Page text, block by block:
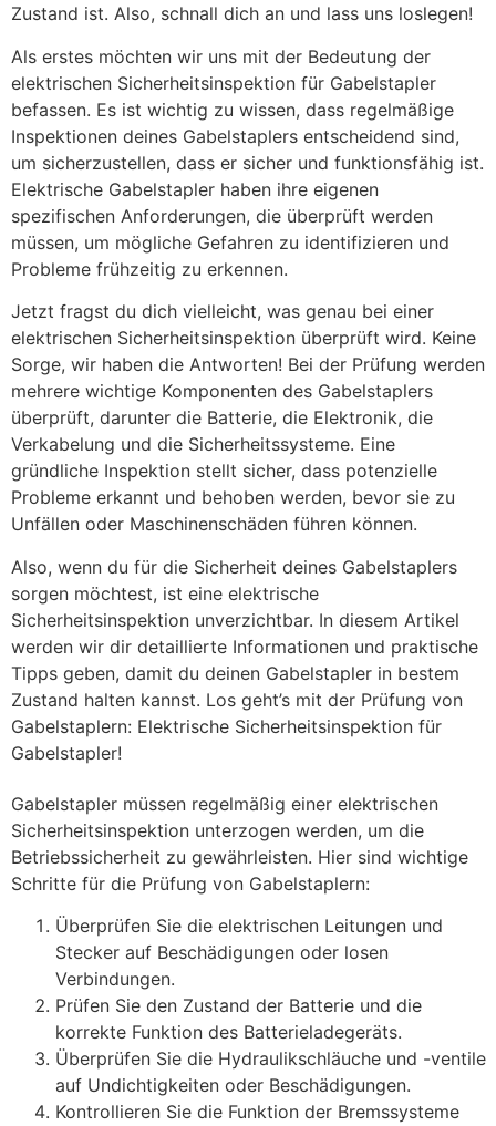
Zustand ist. Also, schnall dich an und lass uns loslegen!
Als erstes möchten wir uns mit der Bedeutung der
elektrischen Sicherheitsinspektion für Gabelstapler
befassen. Es ist wichtig zu wissen, dass regelmäßige
Inspektionen deines Gabelstaplers entscheidend sind,
um sicherzustellen, dass er sicher und funktionsfähig ist.
Elektrische Gabelstapler haben ihre eigenen
spezifischen Anforderungen, die überprüft werden
müssen, um mögliche Gefahren zu identifizieren und
Probleme frühzeitig zu erkennen.
Jetzt fragst du dich vielleicht, was genau bei einer
elektrischen Sicherheitsinspektion überprüft wird. Keine
Sorge, wir haben die Antworten! Bei der Prüfung werden
mehrere wichtige Komponenten des Gabelstaplers
überprüft, darunter die Batterie, die Elektronik, die
Verkabelung und die Sicherheitssysteme. Eine
gründliche Inspektion stellt sicher, dass potenzielle
Probleme erkannt und behoben werden, bevor sie zu
Unfällen oder Maschinenschäden führen können.
Also, wenn du für die Sicherheit deines Gabelstaplers
sorgen möchtest, ist eine elektrische
Sicherheitsinspektion unverzichtbar. In diesem Artikel
werden wir dir detaillierte Informationen und praktische
Tipps geben, damit du deinen Gabelstapler in bestem
Zustand halten kannst. Los geht’s mit der Prüfung von
Gabelstaplern: Elektrische Sicherheitsinspektion für
Gabelstapler!
Gabelstapler müssen regelmäßig einer elektrischen
Sicherheitsinspektion unterzogen werden, um die
Betriebssicherheit zu gewährleisten. Hier sind wichtige
Schritte für die Prüfung von Gabelstaplern:
Überprüfen Sie die elektrischen Leitungen und
Stecker auf Beschädigungen oder losen
Verbindungen.
Prüfen Sie den Zustand der Batterie und die
korrekte Funktion des Batterieladegeräts.
Überprüfen Sie die Hydraulikschläuche und -ventile
auf Undichtigkeiten oder Beschädigungen.
Kontrollieren Sie die Funktion der Bremssysteme